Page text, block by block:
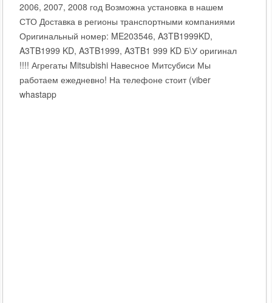
2006, 2007, 2008 год Возможна установка в нашем
СТО Доставка в регионы транспортными компаниями
Оригинальный номер: ME203546, A3TB1999KD,
A3TB1999 KD, A3TB1999, A3TB1 999 KD Б\У оригинал
!!!! Агрегаты Mitsubishi Навесное Митсубиси Мы
работаем ежедневно! На телефоне стоит (viber
whastapp